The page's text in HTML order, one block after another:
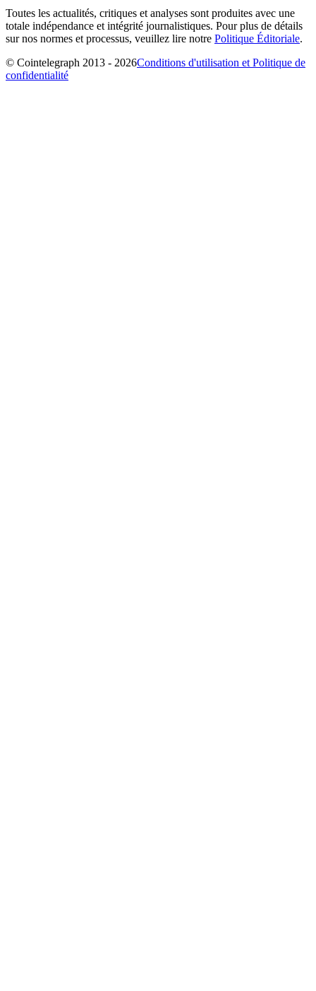
Toutes les actualités, critiques et analyses sont produites avec une
totale indépendance et intégrité journalistiques. Pour plus de détails
sur nos normes et processus, veuillez lire notre Politique Éditoriale.
© Cointelegraph 2013 - 2026Conditions d'utilisation et Politique de
confidentialité